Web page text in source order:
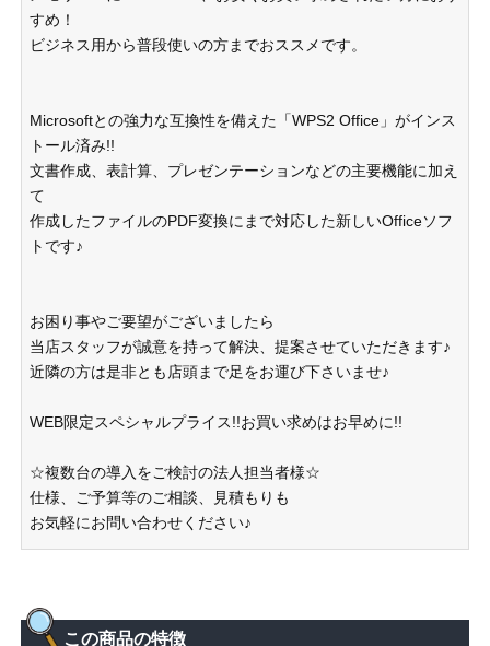
すめ！
ビジネス用から普段使いの方までおススメです。
Microsoftとの強力な互換性を備えた「WPS2 Office」がインス
トール済み!!
文書作成、表計算、プレゼンテーションなどの主要機能に加え
て
作成したファイルのPDF変換にまで対応した新しいOfficeソフ
トです♪
お困り事やご要望がございましたら
当店スタッフが誠意を持って解決、提案させていただきます♪
近隣の方は是非とも店頭まで足をお運び下さいませ♪
WEB限定スペシャルプライス!!お買い求めはお早めに!!
☆複数台の導入をご検討の法人担当者様☆
仕様、ご予算等のご相談、見積もりも
お気軽にお問い合わせください♪
この商品の特徴